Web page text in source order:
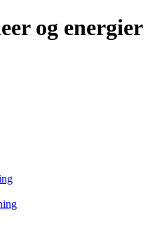
og energier